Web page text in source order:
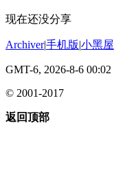
现在还没分享
Archiver|手机版|小黑屋
GMT-6, 2026-8-6 00:02
© 2001-2017
返回顶部